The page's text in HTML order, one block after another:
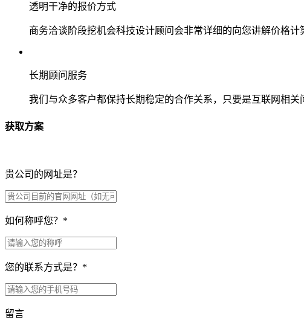
透明干净的报价方式
商务洽谈阶段挖机会科技设计顾问会非常详细的向您讲解价格
长期顾问服务
我们与众多客户都保持长期稳定的合作关系，只要是互联网相
获取方案
贵公司的网址是？
如何称呼您？ *
您的联系方式是？ *
留言